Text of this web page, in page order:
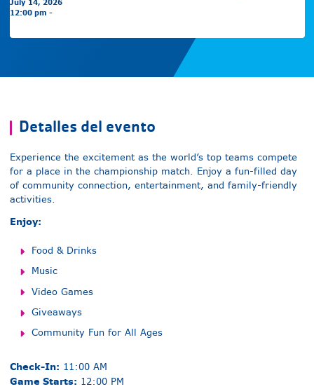
12:00 pm -
Detalles del evento
Experience the excitement as the world’s top teams compete
for a place in the championship match. Enjoy a fun-filled day
of community connection, entertainment, and family-friendly
activities.
Enjoy:
Food & Drinks
Music
Video Games
Giveaways
Community Fun for All Ages
Check-In: 11:00 AM
Game Starts: 12:00 PM